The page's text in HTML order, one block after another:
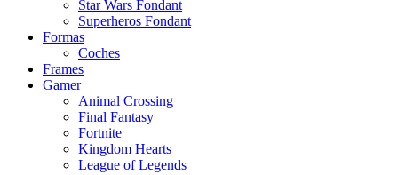
Star Wars Fondant
Superheros Fondant
Formas
Coches
Frames
Gamer
Animal Crossing
Final Fantasy
Fortnite
Kingdom Hearts
League of Legends